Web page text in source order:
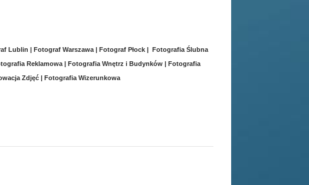
Lublin | Fotograf Warszawa | Fotograf Płock | Fotografia Ślubna
Reklamowa | Fotografia Wnętrz i Budynków | Fotografia
Zdjęć | Fotografia Wizerunkowa